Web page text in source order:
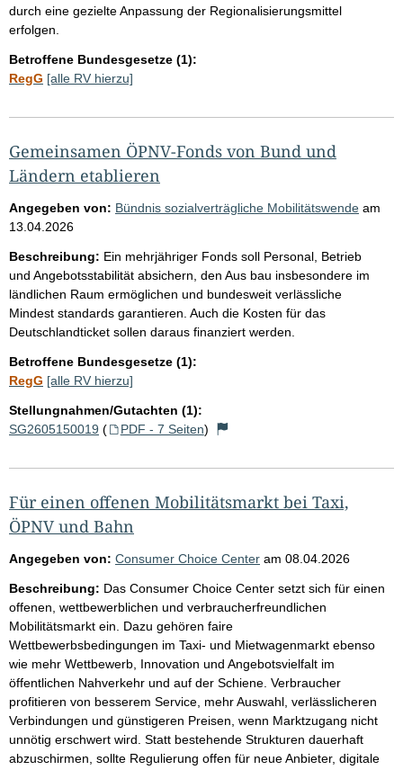
durch eine gezielte Anpassung der Regionalisierungsmittel
erfolgen.
Betroffene Bundesgesetze (1):
RegG [alle RV hierzu]
Gemeinsamen ÖPNV-Fonds von Bund und
Ländern etablieren
Angegeben von: Bündnis sozialverträgliche Mobilitätswende am
13.04.2026
Beschreibung: Ein mehrjähriger Fonds soll Personal, Betrieb
und Angebotsstabilität absichern, den Aus bau insbesondere im
ländlichen Raum ermöglichen und bundesweit verlässliche
Mindest standards garantieren. Auch die Kosten für das
Deutschlandticket sollen daraus finanziert werden.
Betroffene Bundesgesetze (1):
RegG [alle RV hierzu]
Stellungnahmen/Gutachten (1):
SG2605150019 ( PDF - 7 Seiten)
Für einen offenen Mobilitätsmarkt bei Taxi,
ÖPNV und Bahn
Angegeben von: Consumer Choice Center am 08.04.2026
Beschreibung: Das Consumer Choice Center setzt sich für einen
offenen, wettbewerblichen und verbraucherfreundlichen
Mobilitätsmarkt ein. Dazu gehören faire
Wettbewerbsbedingungen im Taxi- und Mietwagenmarkt ebenso
wie mehr Wettbewerb, Innovation und Angebotsvielfalt im
öffentlichen Nahverkehr und auf der Schiene. Verbraucher
profitieren von besserem Service, mehr Auswahl, verlässlicheren
Verbindungen und günstigeren Preisen, wenn Marktzugang nicht
unnötig erschwert wird. Statt bestehende Strukturen dauerhaft
abzuschirmen, sollte Regulierung offen für neue Anbieter, digitale